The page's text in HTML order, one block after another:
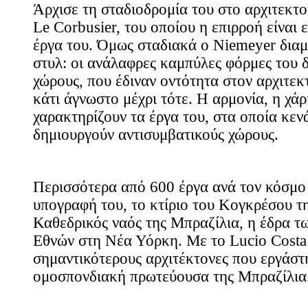
Άρχισε τη σταδιοδρομία του στο
Le Corbusier, του οποίου η επιρροή είναι
έργα του. Όμως σταδιακά ο Niemeyer
στυλ: οι ανάλαφρες καμπύλες φόρμες του
χώρους, που έδιναν οντότητα στον
κάτι άγνωστο μέχρι τότε. Η αρμονία, η
χαρακτηρίζουν τα έργα του, στα οποία
δημιουργούν αντισυμβατικούς χώρους.
Περισσότερα από 600 έργα ανά τον
υπογραφή του, το κτίριο του Κογκρέσου
Καθεδρικός ναός της Μπραζίλια, η έδρα
Εθνών στη Νέα Υόρκη. Με το Lucio Costa
σημαντικότερους αρχιτέκτονες που
ομοσπονδιακή πρωτεύουσα της